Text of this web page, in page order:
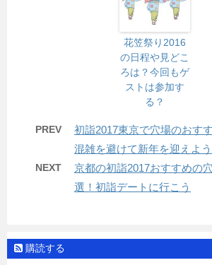
花笠祭り2016
の日程や見どこ
ろは？今回もゲ
ストは参加す
る？
PREV
初詣2017東京で穴場のおす
混雑を避けて新年を迎えよ
NEXT
京都の初詣2017おすすめの
選！初詣デートに行こう
購読する